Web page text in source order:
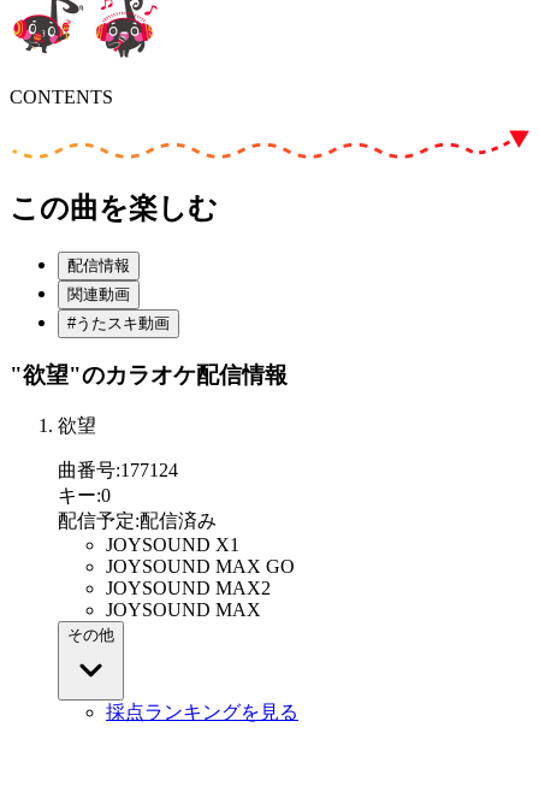
CONTENTS
この曲を楽しむ
配信情報
関連動画
#うたスキ動画
"欲望"のカラオケ配信情報
欲望
曲番号:177124
キー:0
配信予定:配信済み
JOYSOUND X1
JOYSOUND MAX GO
JOYSOUND MAX2
JOYSOUND MAX
その他
採点ランキングを見る